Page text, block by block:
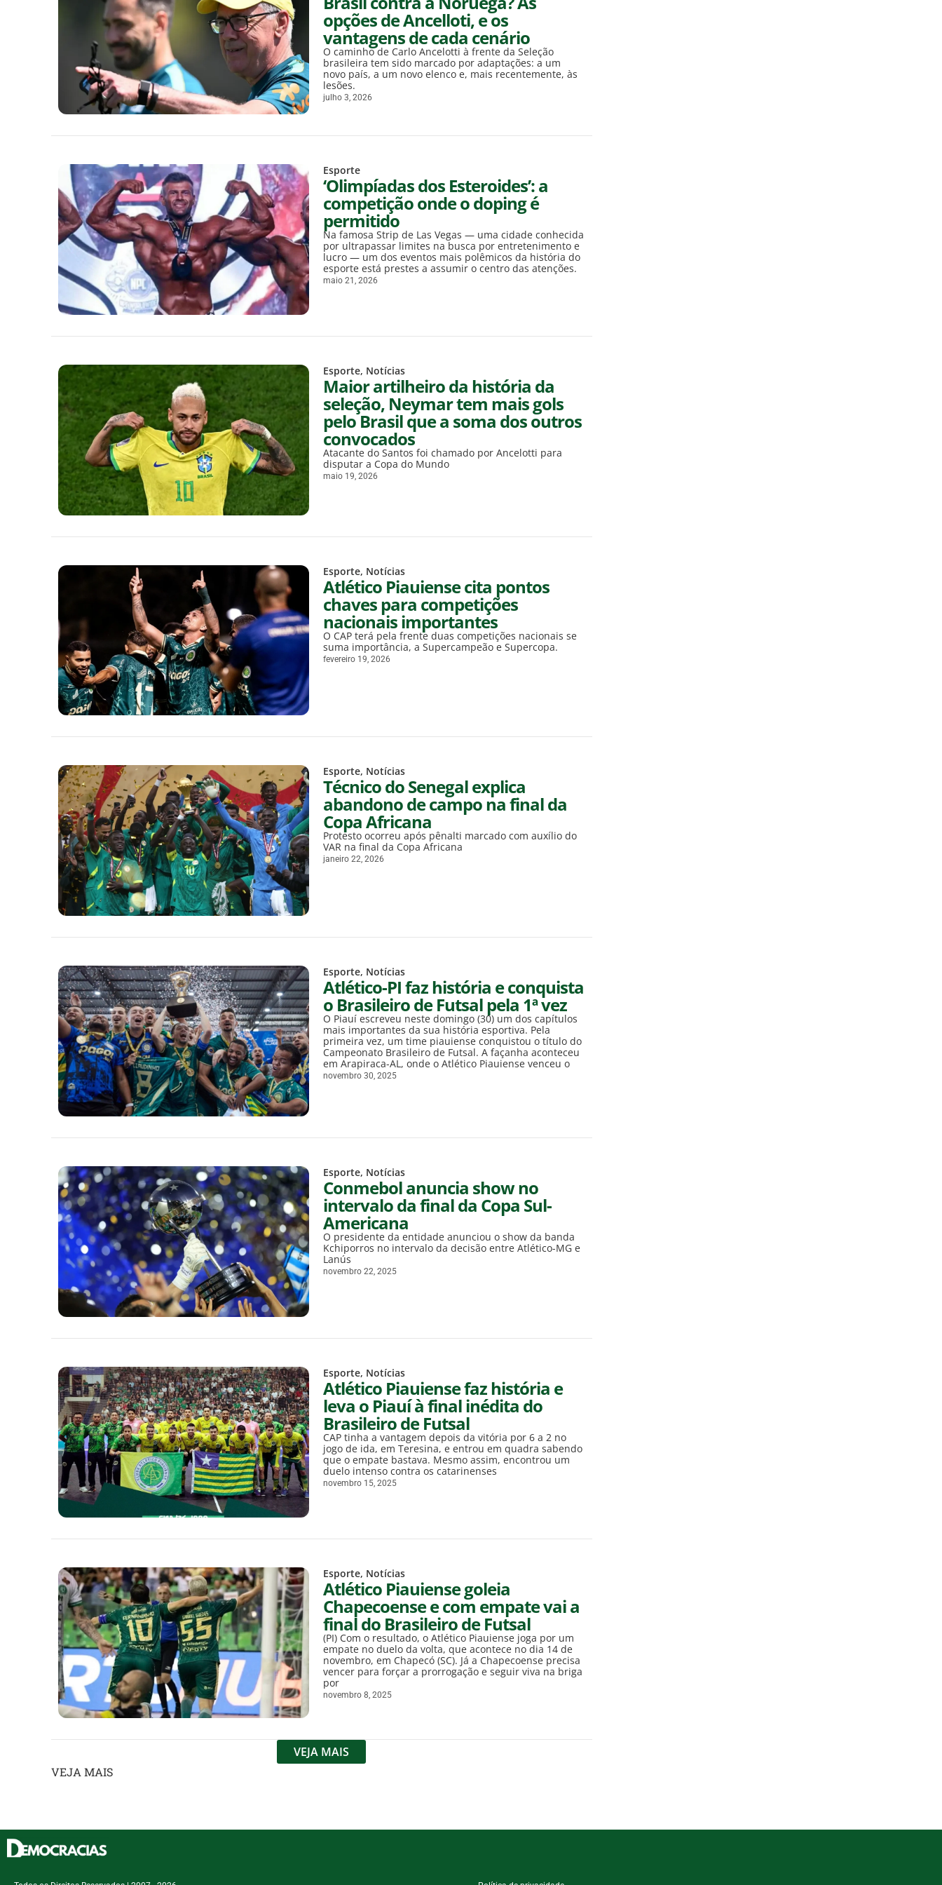
opções de Ancelloti, e os
vantagens de cada cenário
O caminho de Carlo Ancelotti à frente da Seleção
brasileira tem sido marcado por adaptações: a um
novo país, a um novo elenco e, mais recentemente, às
lesões.
julho 3, 2026
Esporte
‘Olimpíadas dos Esteroides’: a
competição onde o doping é
permitido
Na famosa Strip de Las Vegas — uma cidade conhecida
por ultrapassar limites na busca por entretenimento e
lucro — um dos eventos mais polêmicos da história do
esporte está prestes a assumir o centro das atenções.
maio 21, 2026
Esporte, Notícias
Maior artilheiro da história da
seleção, Neymar tem mais gols
pelo Brasil que a soma dos outros
convocados
Atacante do Santos foi chamado por Ancelotti para
disputar a Copa do Mundo
maio 19, 2026
Esporte, Notícias
Atlético Piauiense cita pontos
chaves para competições
nacionais importantes
O CAP terá pela frente duas competições nacionais se
suma importância, a Supercampeão e Supercopa.
fevereiro 19, 2026
Esporte, Notícias
Técnico do Senegal explica
abandono de campo na final da
Copa Africana
Protesto ocorreu após pênalti marcado com auxílio do
VAR na final da Copa Africana
janeiro 22, 2026
Esporte, Notícias
Atlético-PI faz história e conquista
o Brasileiro de Futsal pela 1ª vez
O Piauí escreveu neste domingo (30) um dos capítulos
mais importantes da sua história esportiva. Pela
primeira vez, um time piauiense conquistou o título do
Campeonato Brasileiro de Futsal. A façanha aconteceu
em Arapiraca-AL, onde o Atlético Piauiense venceu o
novembro 30, 2025
Esporte, Notícias
Conmebol anuncia show no
intervalo da final da Copa Sul-
Americana
O presidente da entidade anunciou o show da banda
Kchiporros no intervalo da decisão entre Atlético-MG e
Lanús
novembro 22, 2025
Esporte, Notícias
Atlético Piauiense faz história e
leva o Piauí à final inédita do
Brasileiro de Futsal
CAP tinha a vantagem depois da vitória por 6 a 2 no
jogo de ida, em Teresina, e entrou em quadra sabendo
que o empate bastava. Mesmo assim, encontrou um
duelo intenso contra os catarinenses
novembro 15, 2025
Esporte, Notícias
Atlético Piauiense goleia
Chapecoense e com empate vai a
final do Brasileiro de Futsal
(PI) Com o resultado, o Atlético Piauiense joga por um
empate no duelo da volta, que acontece no dia 14 de
novembro, em Chapecó (SC). Já a Chapecoense precisa
vencer para forçar a prorrogação e seguir viva na briga
por
novembro 8, 2025
VEJA MAIS
VEJA MAIS